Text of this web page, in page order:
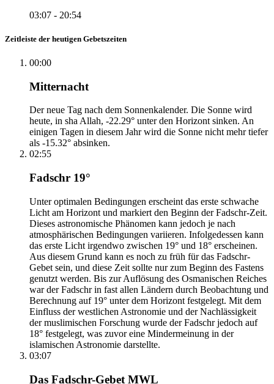
03:07 - 20:54
Zeitleiste der heutigen Gebetszeiten
00:00
Mitternacht
Der neue Tag nach dem Sonnenkalender. Die Sonne wird
heute, in sha Allah, -22.29° unter den Horizont sinken. An
einigen Tagen in diesem Jahr wird die Sonne nicht mehr tiefer
als -15.32° absinken.
02:55
Fadschr 19°
Unter optimalen Bedingungen erscheint das erste schwache
Licht am Horizont und markiert den Beginn der Fadschr-Zeit.
Dieses astronomische Phänomen kann jedoch je nach
atmosphärischen Bedingungen variieren. Infolgedessen kann
das erste Licht irgendwo zwischen 19° und 18° erscheinen.
Aus diesem Grund kann es noch zu früh für das Fadschr-
Gebet sein, und diese Zeit sollte nur zum Beginn des Fastens
genutzt werden. Bis zur Auflösung des Osmanischen Reiches
war der Fadschr in fast allen Ländern durch Beobachtung und
Berechnung auf 19° unter dem Horizont festgelegt. Mit dem
Einfluss der westlichen Astronomie und der Nachlässigkeit
der muslimischen Forschung wurde der Fadschr jedoch auf
18° festgelegt, was zuvor eine Mindermeinung in der
islamischen Astronomie darstellte.
03:07
Das Fadschr-Gebet MWL